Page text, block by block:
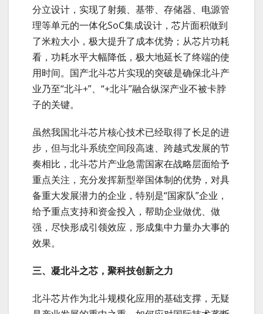
分立设计，实现了射频、基带、存储器、电源管
理等单元的一体化SoC集成设计，芯片面积做到
了米粒大小，极大提升了成本优势；从芯片功耗
看，功耗水平大幅降低，极大地延长了终端的使
用时间。国产北斗芯片实现的突破是确保北斗产
业乃至“北斗+”、“+北斗”融合纵深产业不被卡脖
子的关键。
虽然我国北斗芯片核心技术已经取得了长足的进
步，但与北斗系统空间段高速、跨越式发展的节
奏相比，北斗芯片产业急需国家在战略层面给予
重点关注，充分发挥新型举国体制的优势，对具
备重大发展潜力的企业，特别是“国家队”企业，
给予重点支持和资金投入，帮助企业做优、做
强，尽快形成引领效应，形成集中力量办大事的
效果。
三、凝北斗之芯，聚科技创新之力
北斗芯片作为北斗规模化应用的基础支撑，无疑